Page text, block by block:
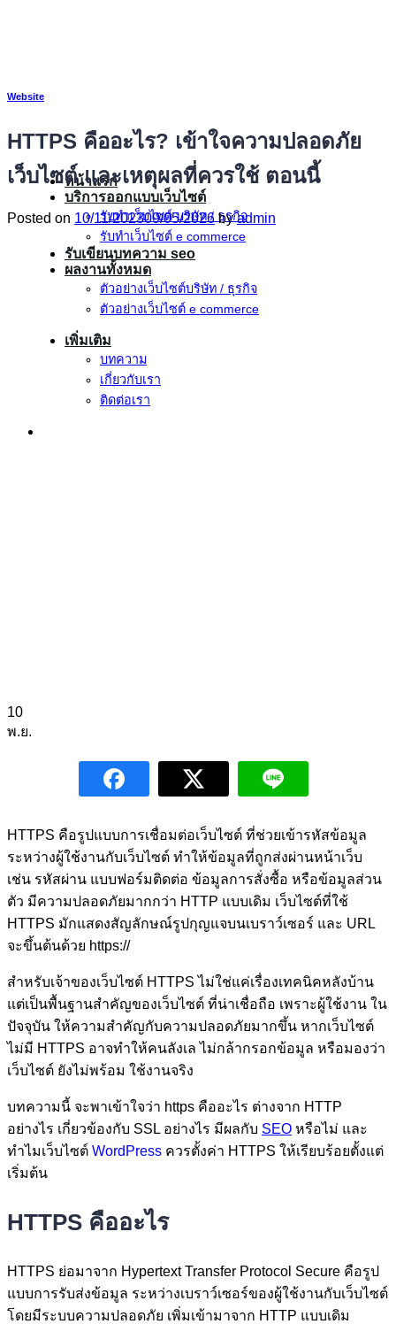
หน้าแรก
บริการออกแบบเว็บไซต์
รับทําเว็บไซต์ บริษัท / ธุรกิจ
รับทําเว็บไซต์ e commerce
รับเขียนบทความ seo
ผลงานทั้งหมด
ตัวอย่างเว็บไซต์บริษัท / ธุรกิจ
ตัวอย่างเว็บไซต์ e commerce
เพิ่มเติม
บทความ
เกี่ยวกับเรา
ติดต่อเรา
Website
HTTPS คืออะไร? เข้าใจความปลอดภัย
เว็บไซต์ และเหตุผลที่ควรใช้ ตอนนี้
Posted on 10/11/202309/05/2026 byadmin
10
พ.ย.
HTTPS คือรูปแบบการเชื่อมต่อเว็บไซต์ ที่ช่วยเข้ารหัสข้อมูล
ระหว่างผู้ใช้งานกับเว็บไซต์ ทำให้ข้อมูลที่ถูกส่งผ่านหน้าเว็บ
เช่น รหัสผ่าน แบบฟอร์มติดต่อ ข้อมูลการสั่งซื้อ หรือข้อมูลส่วน
ตัว มีความปลอดภัยมากกว่า HTTP แบบเดิม เว็บไซต์ที่ใช้
HTTPS มักแสดงสัญลักษณ์รูปกุญแจบนเบราว์เซอร์ และ URL
จะขึ้นต้นด้วย https://
สำหรับเจ้าของเว็บไซต์ HTTPS ไม่ใช่แค่เรื่องเทคนิคหลังบ้าน
แต่เป็นพื้นฐานสำคัญของเว็บไซต์ ที่น่าเชื่อถือ เพราะผู้ใช้งาน ใน
ปัจจุบัน ให้ความสำคัญกับความปลอดภัยมากขึ้น หากเว็บไซต์
ไม่มี HTTPS อาจทำให้คนลังเล ไม่กล้ากรอกข้อมูล หรือมองว่า
เว็บไซต์ ยังไม่พร้อม ใช้งานจริง
บทความนี้ จะพาเข้าใจว่า https คืออะไร ต่างจาก HTTP
อย่างไร เกี่ยวข้องกับ SSL อย่างไร มีผลกับ SEO หรือไม่ และ
ทำไมเว็บไซต์ WordPress ควรตั้งค่า HTTPS ให้เรียบร้อยตั้งแต่
เริ่มต้น
HTTPS คืออะไร
HTTPS ย่อมาจาก Hypertext Transfer Protocol Secure คือรูป
แบบการรับส่งข้อมูล ระหว่างเบราว์เซอร์ของผู้ใช้งานกับเว็บไซต์
โดยมีระบบความปลอดภัย เพิ่มเข้ามาจาก HTTP แบบเดิม